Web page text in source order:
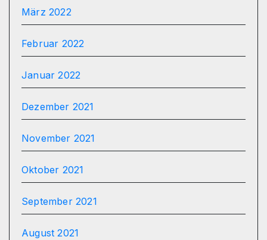
März 2022
Februar 2022
Januar 2022
Dezember 2021
November 2021
Oktober 2021
September 2021
August 2021